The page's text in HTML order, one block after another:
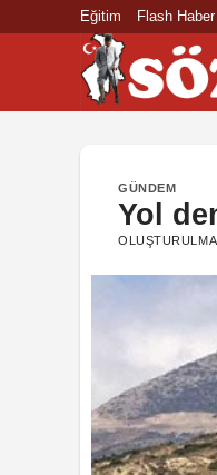
Eğitim Flash Haber
GÜNDEM
Yol